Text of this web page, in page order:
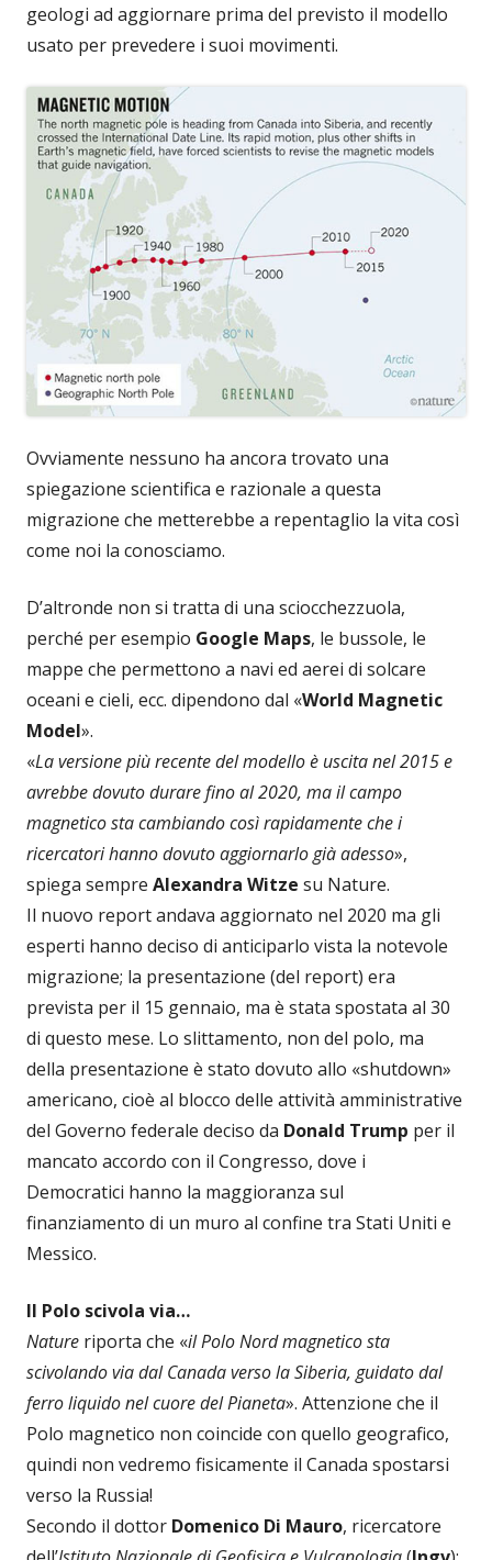
geologi ad aggiornare prima del previsto il modello
usato per prevedere i suoi movimenti.
Ovviamente nessuno ha ancora trovato una
spiegazione scientifica e razionale a questa
migrazione che metterebbe a repentaglio la vita così
come noi la conosciamo.
D’altronde non si tratta di una sciocchezzuola,
perché per esempio Google Maps, le bussole, le
mappe che permettono a navi ed aerei di solcare
oceani e cieli, ecc. dipendono dal «World Magnetic
Model».
«La versione più recente del modello è uscita nel 2015 e
avrebbe dovuto durare fino al 2020, ma il campo
magnetico sta cambiando così rapidamente che i
ricercatori hanno dovuto aggiornarlo già adesso»,
spiega sempre Alexandra Witze su Nature.
Il nuovo report andava aggiornato nel 2020 ma gli
esperti hanno deciso di anticiparlo vista la notevole
migrazione; la presentazione (del report) era
prevista per il 15 gennaio, ma è stata spostata al 30
di questo mese. Lo slittamento, non del polo, ma
della presentazione è stato dovuto allo «shutdown»
americano, cioè al blocco delle attività amministrative
del Governo federale deciso da Donald Trump per il
mancato accordo con il Congresso, dove i
Democratici hanno la maggioranza sul
finanziamento di un muro al confine tra Stati Uniti e
Messico.
Il Polo scivola via…
Nature riporta che «il Polo Nord magneticosta
scivolando via dal Canada verso la Siberia, guidato dal
ferro liquido nel cuore del Pianeta». Attenzione che il
Polo magnetico non coincide con quello geografico,
quindi non vedremo fisicamente il Canada spostarsi
verso la Russia!
Secondo il dottor Domenico Di Mauro, ricercatore